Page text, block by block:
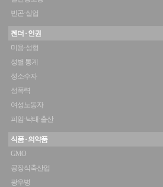
빈곤·실업
젠더 · 인권
미용·성형
성별 통계
성소수자
성폭력
여성노동자
피임·낙태·출산
식품 · 의약품
GMO
공장식축산업
광우병